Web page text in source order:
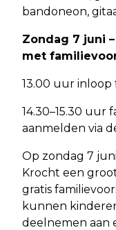
bandoneon,
Zondag 7 juni
met
13.00 uur
14.30–15.30 uur
aanmelden via
Op zondag 7
Krocht een
gratis
kunnen
deelnemen aan